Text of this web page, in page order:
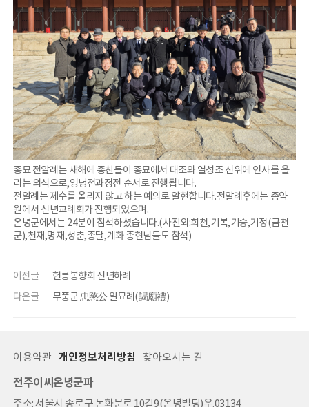
종묘 전알례는 새해에 종친들이 종묘에서 태조와 열성조 신위에 인사를 올
리는 의식으로,영녕전과정전 순서로 진행됩니다.
전알례는 제수를 올리지 않고 하는 예의로 알현합니다.전알례후에는 종약
원에서 신년교례회가 진행되었으며.
온녕군에서는 24분이 참석하셨습니다.(사진외:희천,기복,기승,기정(금천
군),천재,명재,성춘,종달,계화 종현님들도 참석)
이전글
헌릉봉향회 신년하례
다은글
무풍군 忠愍公 알묘례(謁廟禮)
이용약관 개인정보처리방침 찾아오시는 길
전주이씨온녕군파
주소: 서울시 종로구 돈화문로 10길9(온녕빌딩)우.03134